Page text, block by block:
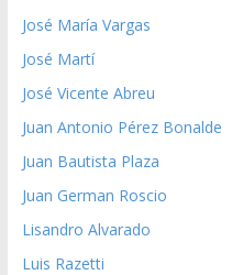
José María Vargas
José Martí
José Vicente Abreu
Juan Antonio Pérez Bonalde
Juan Bautista Plaza
Juan German Roscio
Lisandro Alvarado
Luis Razetti